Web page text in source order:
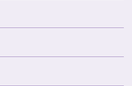
jubileumi mezekről